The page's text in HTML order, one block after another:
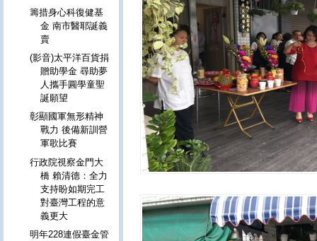
籌措身心科復健基
金 南市醫耶誕義
賣
(影音)太平洋百貨捐
贈助學金 尋助夢
人攜手圓學童聖
誕願望
彰顯國軍無形精神
戰力 後備新訓營
軍歌比賽
行政院視察金門大
橋 賴清德：全力
支持盼如期完工
對臺灣工程的意
義更大
明年228連假臺金管